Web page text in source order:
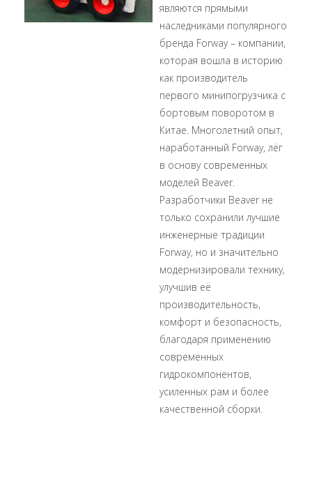
являются прямыми
наследниками популярного
бренда Forway – компании,
которая вошла в историю
как производитель
первого минипогрузчика с
бортовым поворотом в
Китае. Многолетний опыт,
наработанный Forway, лёг
в основу современных
моделей Beaver.
Разработчики Beaver не
только сохранили лучшие
инженерные традиции
Forway, но и значительно
модернизировали технику,
улучшив её
производительность,
комфорт и безопасность,
благодаря применению
современных
гидрокомпонентов,
усиленных рам и более
качественной сборки.